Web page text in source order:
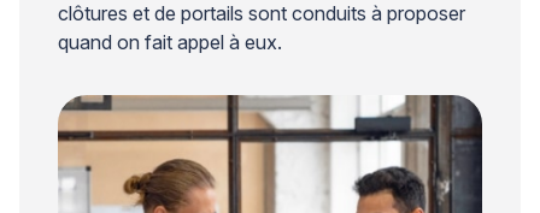
clôtures et de portails sont conduits à proposer
quand on fait appel à eux.